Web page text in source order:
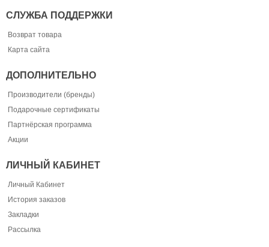
СЛУЖБА ПОДДЕРЖКИ
Возврат товара
Карта сайта
ДОПОЛНИТЕЛЬНО
Производители (бренды)
Подарочные сертификаты
Партнёрская программа
Акции
ЛИЧНЫЙ КАБИНЕТ
Личный Кабинет
История заказов
Закладки
Рассылка